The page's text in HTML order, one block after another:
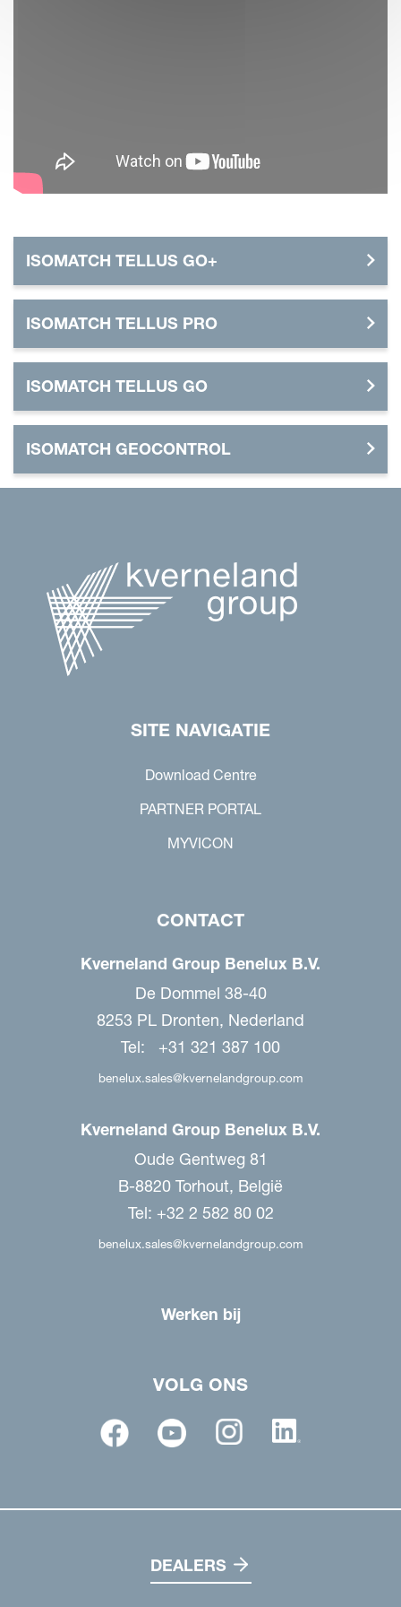
ISOMATCH TELLUS GO+
ISOMATCH TELLUS PRO
ISOMATCH TELLUS GO
ISOMATCH GEOCONTROL
SITE NAVIGATIE
Download Centre
PARTNER PORTAL
MYVICON
CONTACT
Kverneland Group Benelux B.V.
De Dommel 38-40
8253 PL Dronten, Nederland
Tel: +31 321 387 100
benelux.sales@kvernelandgroup.com
Kverneland Group Benelux B.V.
Oude Gentweg 81
B-8820 Torhout, België
Tel: +32 2 582 80 02
benelux.sales@kvernelandgroup.com
Werken bij
VOLG ONS
DEALERS